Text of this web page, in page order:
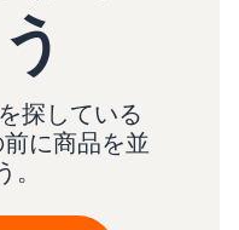
探している
に商品を並
。